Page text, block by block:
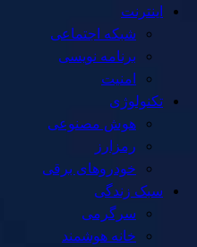
اینترنت
شبکه اجتماعی
برنامه نویسی
امنیت
تکنولوژی
هوش مصنوعی
رمزارز
خودروهای برقی
سبک زندگی
سرگرمی
خانه هوشمند